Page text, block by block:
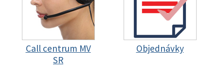
Call centrum MV
SR
Objednávky